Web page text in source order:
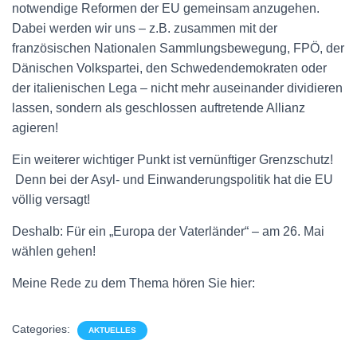
notwendige Reformen der EU gemeinsam anzugehen.
Dabei werden wir uns – z.B. zusammen mit der
französischen Nationalen Sammlungsbewegung, FPÖ, der
Dänischen Volkspartei, den Schwedendemokraten oder
der italienischen Lega – nicht mehr auseinander dividieren
lassen, sondern als geschlossen auftretende Allianz
agieren!
Ein weiterer wichtiger Punkt ist vernünftiger Grenzschutz!
Denn bei der Asyl- und Einwanderungspolitik hat die EU
völlig versagt!
Deshalb: Für ein „Europa der Vaterländer“ – am 26. Mai
wählen gehen!
Meine Rede zu dem Thema hören Sie hier:
Categories: AKTUELLES